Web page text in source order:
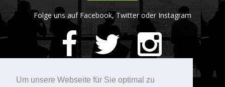
Um unsere Webseite für Sie optimal zu
Folge uns auf Facebook, Twitter oder Instagram
420Bewertungen auf ProvenExpert.com